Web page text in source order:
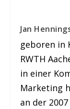
Jan
geboren in
RWTH
in einer
Marketing
an der